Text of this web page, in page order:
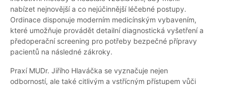
nabízet nejnovější a co nejúčinnější léčebné postupy.
Ordinace disponuje moderním medicínským vybavením,
které umožňuje provádět detailní diagnostická vyšetření a
předoperační screening pro potřeby bezpečné přípravy
pacientů na následné zákroky.
Praxí MUDr. Jiřího Hlaváčka se vyznačuje nejen
odborností, ale také citlivým a vstřícným přístupem vůči